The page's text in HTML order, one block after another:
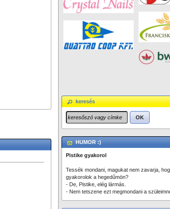
keresés
OK
HUMOR :)
Pistike gyakorol
Tessék mondani, magukat nem zavarja,
gyakorolok a hegedűmön?
- De, Pistike, elég lármás.
- Nem tetszene ezt megmondani a